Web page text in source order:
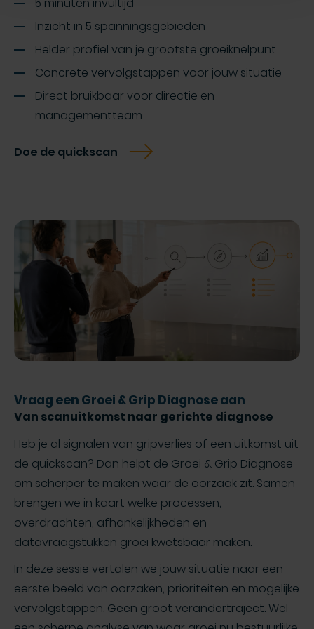
Inzicht in 5 spanningsgebieden
Helder profiel van je grootste groeiknelpunt
Concrete vervolgstappen voor jouw situatie
Direct bruikbaar voor directie en
managementteam
Doe de quickscan
Vraag een Groei & Grip Diagnose aan
Van scanuitkomst naar gerichte diagnose
Heb je al signalen van gripverlies of een uitkomst uit
de quickscan? Dan helpt de Groei & Grip Diagnose
om scherper te maken waar de oorzaak zit. Samen
brengen we in kaart welke processen,
overdrachten, afhankelijkheden en
datavraagstukken groei kwetsbaar maken.
In deze sessie vertalen we jouw situatie naar een
eerste beeld van oorzaken, prioriteiten en mogelijke
vervolgstappen. Geen groot verandertraject. Wel